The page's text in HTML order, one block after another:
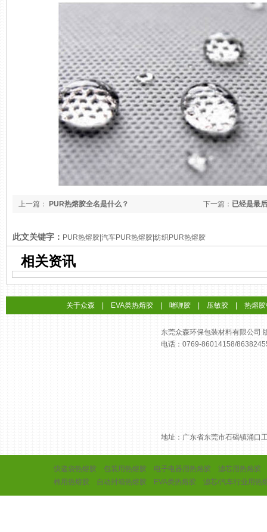
下一篇： 已经是最
上一篇： PUR热熔胶全名是什么？
此文关键字： PUR热熔胶|汽车PUR热熔胶|纺织PUR热熔胶
相关资讯
关于众森 EVA类热熔胶 啫喱胶 压敏胶 热熔
东莞众森环保包装材料有限公司
电话：0769-86014158/
地址：广东省东莞市石碣镇涌口
快递袋热熔胶 包装用热熔胶 电子电器用热熔胶
滤芯用热熔胶
棉用热熔胶
自动封箱热熔胶 EVA类热熔胶 滤芯/汽车行业用热